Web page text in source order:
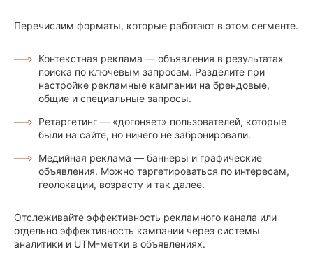
Перечислим форматы, которые работают в этом сегменте.
Контекстная реклама — объявления в результатах
поиска по ключевым запросам. Разделите при
настройке рекламные кампании на брендовые,
общие и специальные запросы.
Ретаргетинг — «догоняет» пользователей, которые
были на сайте, но ничего не забронировали.
Медийная реклама — баннеры и графические
объявления. Можно таргетироваться по интересам,
геолокации, возрасту и так далее.
Отслеживайте эффективность рекламного канала или
отдельно эффективность кампании через системы
аналитики и UTM-метки в объявлениях.